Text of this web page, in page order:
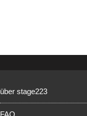
über stage223